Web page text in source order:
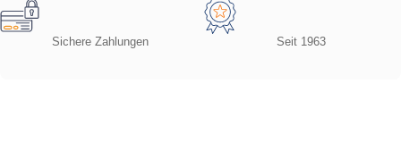
Sichere Zahlungen Seit 1963